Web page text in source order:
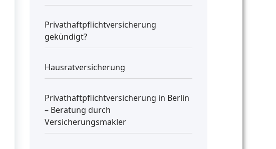
Privathaftpflichtversicherung
gekündigt?
Hausratversicherung
Privathaftpflichtversicherung in Berlin
– Beratung durch
Versicherungsmakler